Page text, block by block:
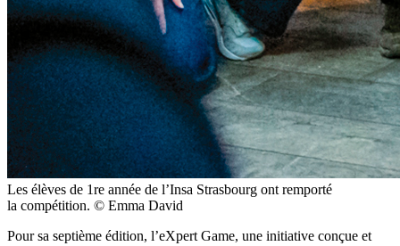
Les élèves de 1re année de l’Insa Strasbourg ont remporté
la compétition. © Emma David
Pour sa septième édition, l’eXpert Game, une initiative conçue et